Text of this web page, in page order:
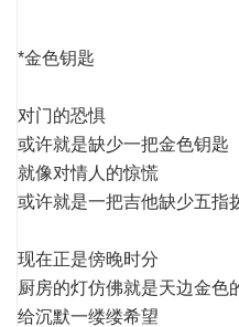
*金色钥匙
对门的恐惧
或许就是缺少一把金色钥匙
就像对情人的惊慌
或许就是一把吉他缺少五指
现在正是傍晚时分
厨房的灯仿佛就是天边金色
给沉默一缕缕希望